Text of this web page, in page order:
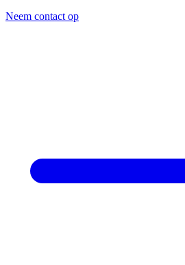
Neem contact op